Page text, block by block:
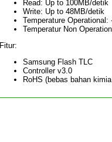
Read: Up to 100MB/detik
Write: Up to 48MB/detik
Temperature
Temperatur Non
Fitur:
Samsung Flash TLC
Controller v3.0
RoHS (bebas bahan